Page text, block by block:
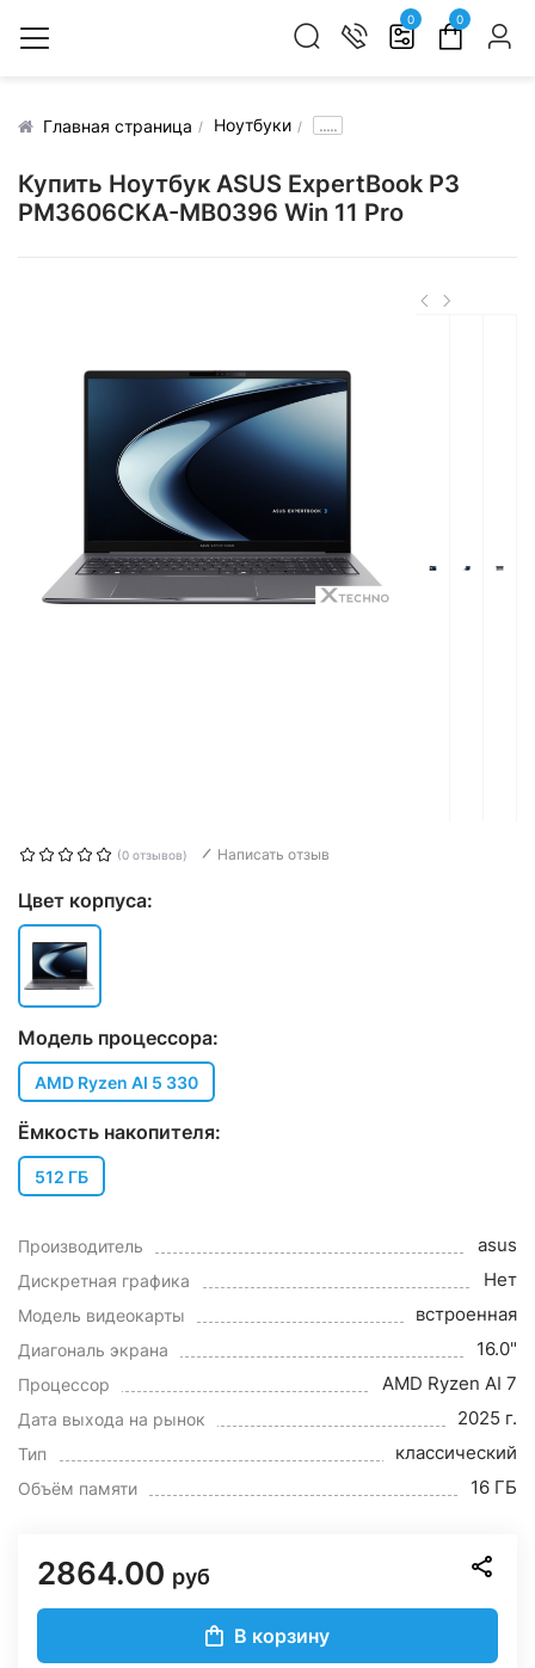
0 0
Главная страница Ноутбуки .....
Купить Ноутбук ASUS ExpertBook P3
PM3606CKA-MB0396 Win 11 Pro
(0 отзывов) Написать отзыв
Цвет корпуса:
Модель процессора:
AMD Ryzen AI 5 330
Ёмкость накопителя:
512 ГБ
Производитель asus
Дискретная графика Нет
Модель видеокарты встроенная
Диагональ экрана 16.0"
Процессор AMD Ryzen AI 7
Дата выхода на рынок 2025 г.
Тип классический
Объём памяти 16 ГБ
2864.00 руб
В корзину